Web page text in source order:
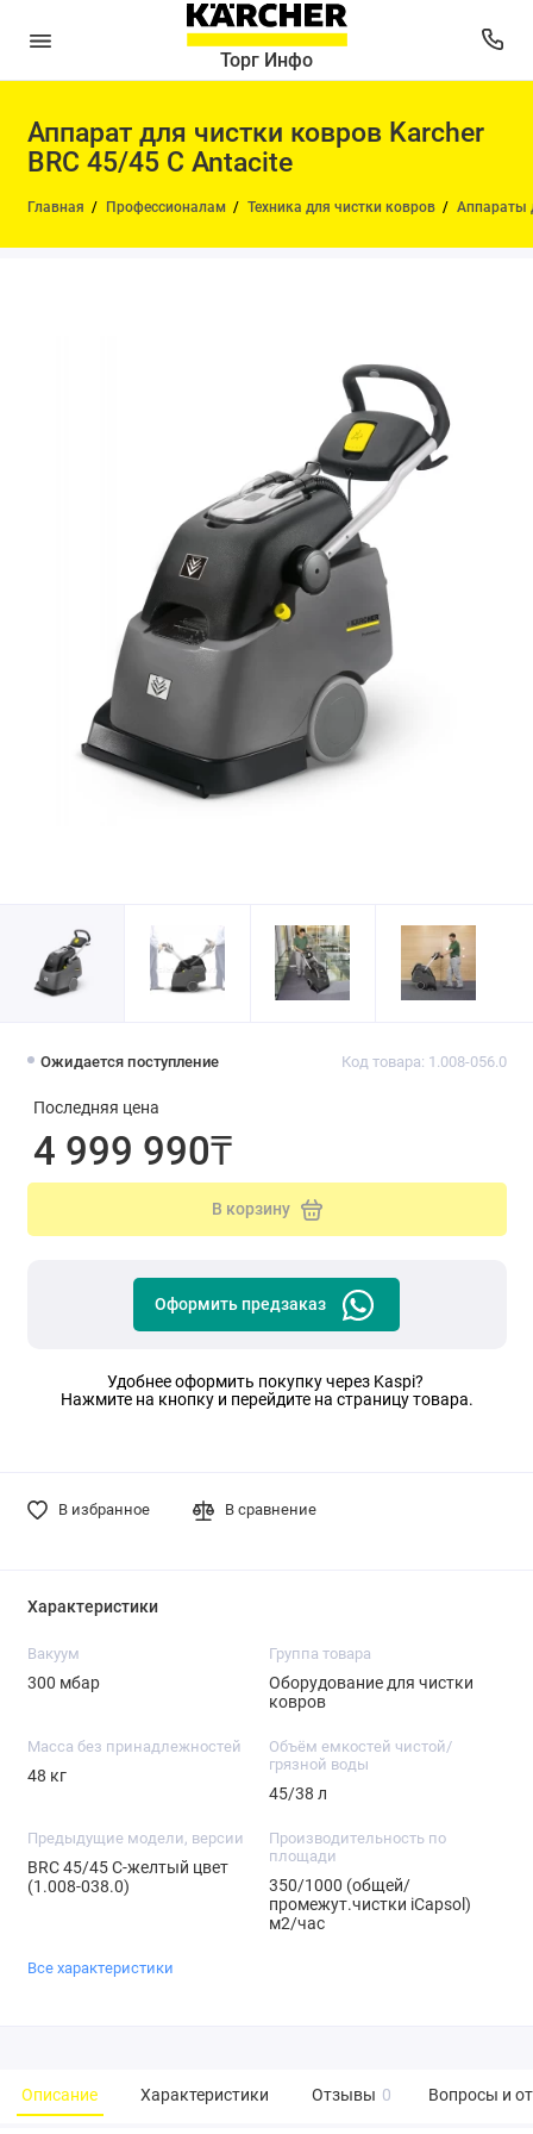
Торг Инфо
Аппарат для чистки ковров Karcher
BRC 45/45 C Antacite
Главная Профессионалам Техника для чистки ковров Аппараты
Ожидается поступление Код товара: 1.008-056.0
Последняя цена
4 999 990₸
В корзину
Оформить предзаказ
Удобнее оформить покупку через Kaspi?
Нажмите на кнопку и перейдите на страницу товара.
В избранное В сравнение
Характеристики
Вакуум
300 мбар
Группа товара
Оборудование для чистки
ковров
Масса без принадлежностей
48 кг
Объём емкостей чистой/
грязной воды
45/38 л
Предыдущие модели, версии
BRC 45/45 C-желтый цвет
(1.008-038.0)
Производительность по
площади
350/1000 (общей/
промежут.чистки iCapsol)
м2/час
Все характеристики
Описание Характеристики Отзывы 0 Вопросы и